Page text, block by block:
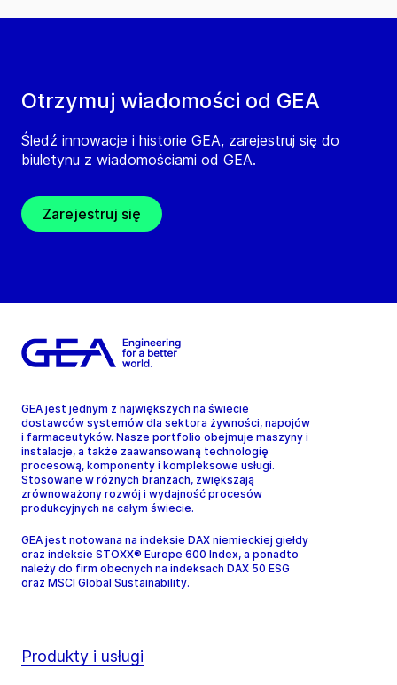
Otrzymuj wiadomości od GEA
Śledź innowacje i historie GEA, zarejestruj się do
biuletynu z wiadomościami od GEA.
Zarejestruj się
GEA jest jednym z największych na świecie
dostawców systemów dla sektora żywności, napojów
i farmaceutyków. Nasze portfolio obejmuje maszyny i
instalacje, a także zaawansowaną technologię
procesową, komponenty i kompleksowe usługi.
Stosowane w różnych branżach, zwiększają
zrównoważony rozwój i wydajność procesów
produkcyjnych na całym świecie.
GEA jest notowana na indeksie DAX niemieckiej giełdy
oraz indeksie STOXX® Europe 600 Index, a ponadto
należy do firm obecnych na indeksach DAX 50 ESG
oraz MSCI Global Sustainability.
Produkty i usługi